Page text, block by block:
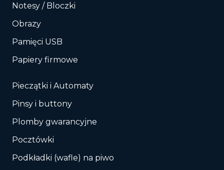
Notesy / Bloczki
Obrazy
Pamięci USB
Papiery firmowe
Pieczątki i Automaty
Pinsy i buttony
Plomby gwarancyjne
Pocztówki
Podkładki (wafle) na piwo